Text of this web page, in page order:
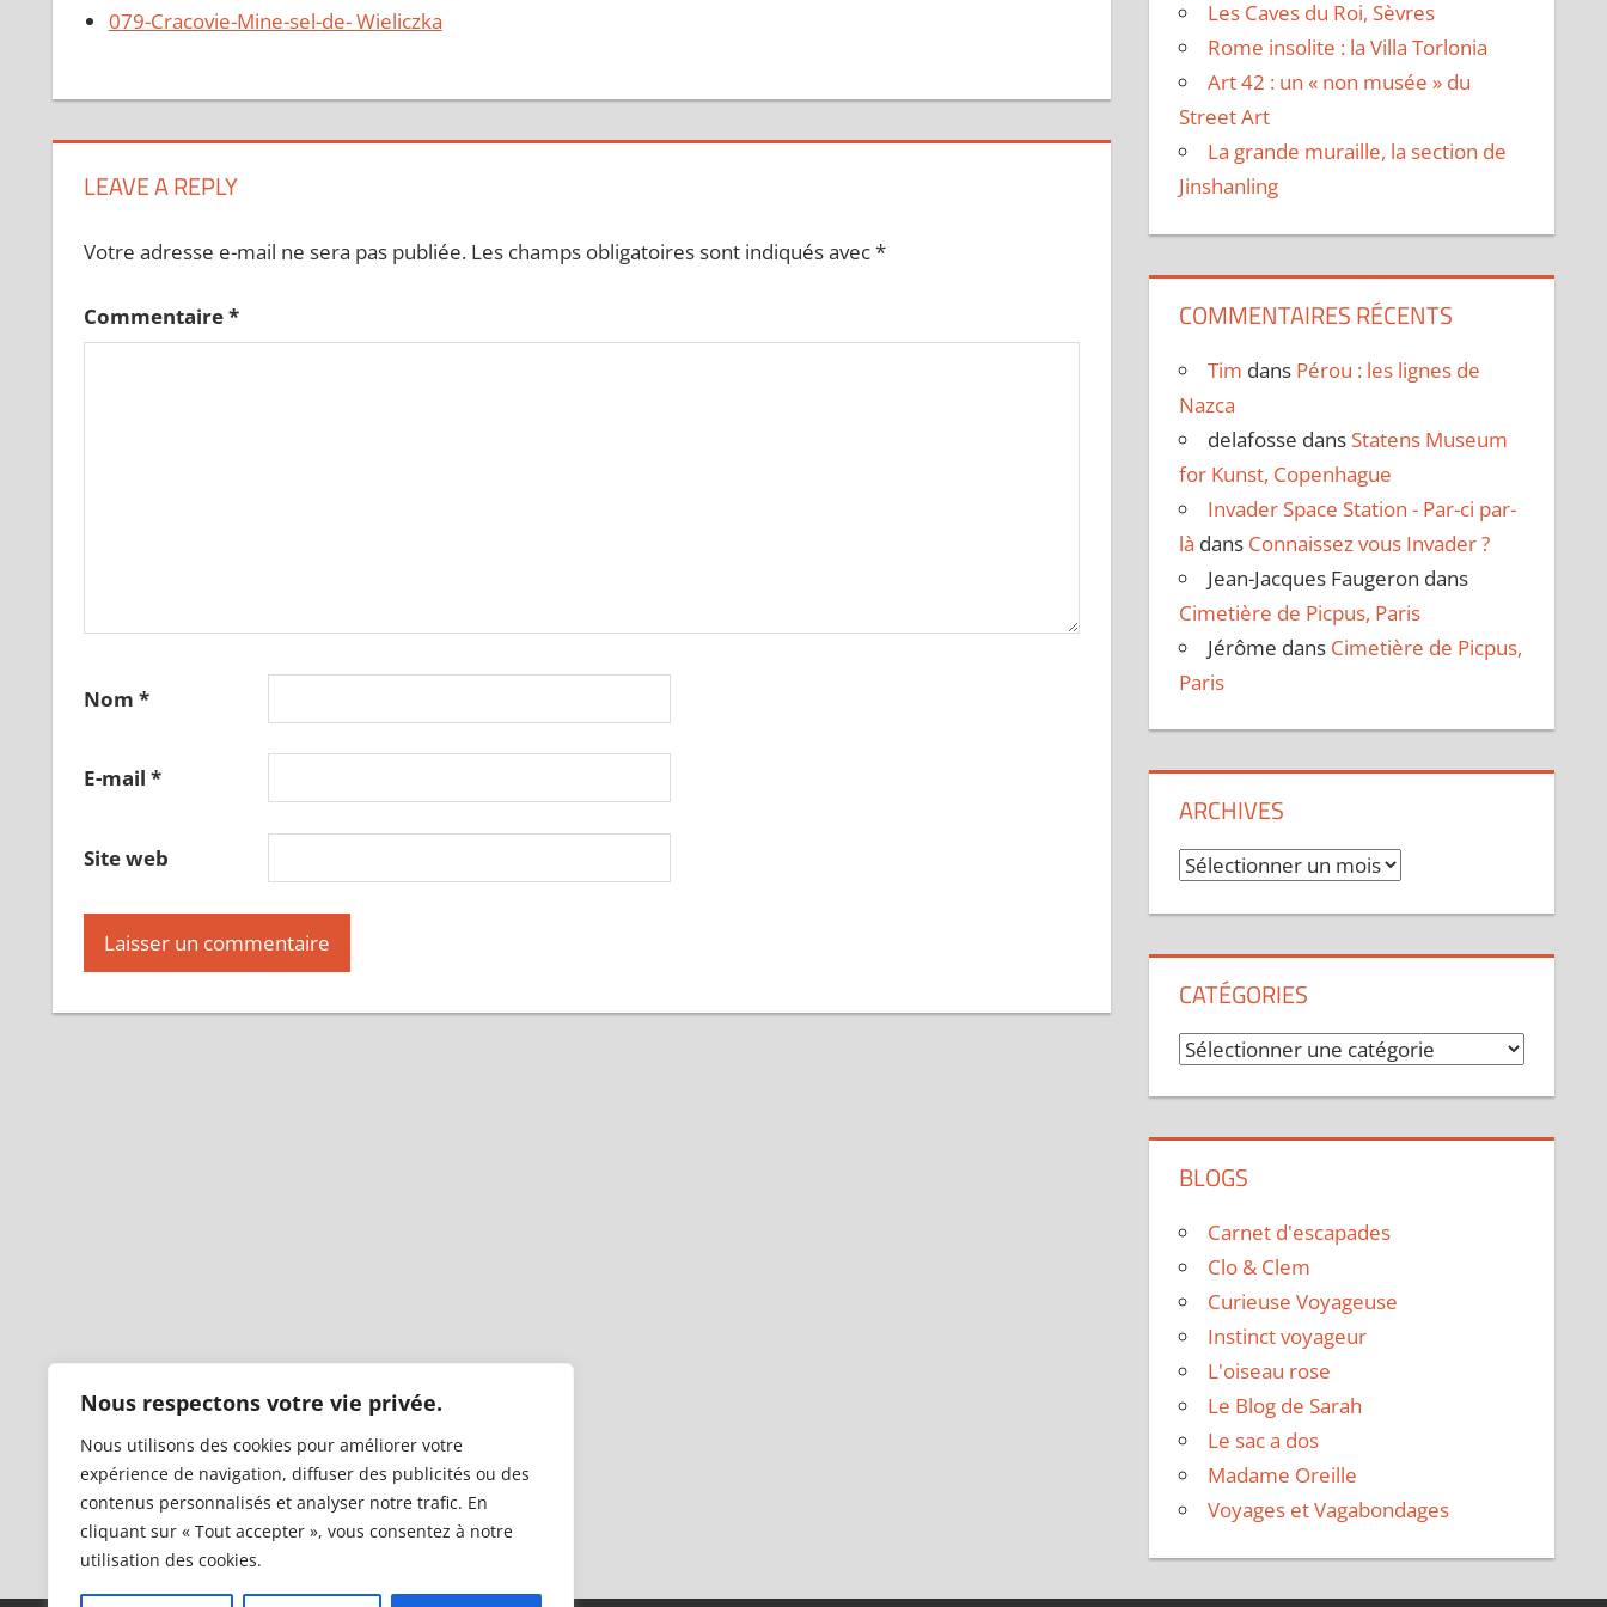
Nous respectons votre vie privée.
Nous utilisons des cookies pour améliorer votre
expérience de navigation, diffuser des publicités ou des
contenus personnalisés et analyser notre trafic. En
cliquant sur « Tout accepter », vous consentez à notre
utilisation des cookies.
079-Cracovie-Mine-sel-de- Wieliczka
LEAVE A REPLY
Votre adresse e-mail ne sera pas publiée. Les champs obligatoires sont indiqués avec*
Commentaire*
Nom *
E-mail *
Site web
Les Caves du Roi, Sèvres
Rome insolite : la Villa Torlonia
Art 42 : un « non musée » du
Street Art
La grande muraille, la section de
Jinshanling
COMMENTAIRES RÉCENTS
Tim dans Pérou : les lignes de
Nazca
delafosse dans Statens Museum
for Kunst, Copenhague
Invader Space Station - Par-ci par-
là dans Connaissez vous Invader ?
Jean-Jacques Faugeron dans
Cimetière de Picpus, Paris
Jérôme dans Cimetière de Picpus,
Paris
ARCHIVES
Archives
CATÉGORIES
Catégories
BLOGS
Carnet d'escapades
Clo & Clem
Curieuse Voyageuse
Instinct voyageur
L'oiseau rose
Le Blog de Sarah
Le sac a dos
Madame Oreille
Voyages et Vagabondages